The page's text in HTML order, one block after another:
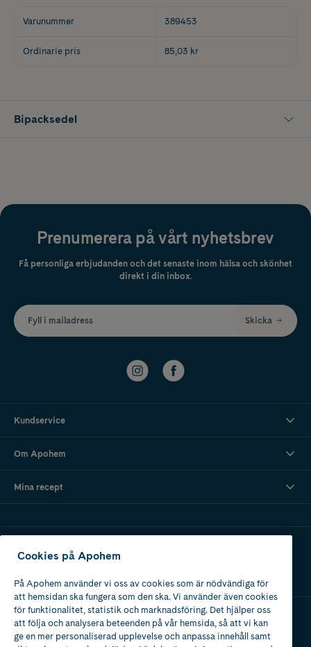
Varunummer 389453
Ordinarie pris 85,03 kr
Bipacksedel
Prenumerera på vårt nyhetsbrev
Få personliga erbjudanden och det senaste inom hälsa och skönhet
direkt i din inbox.
Fyll i mailadress Skicka
Kundservice
Om Apohem
Mina recept
Apotek med tillstånd
av Läkemedelsverket
Cookies på Apohem
På Apohem använder vi oss av cookies som är nödvändiga för
att hemsidan ska fungera som den ska. Vi använder även cookies
för funktionalitet, statistik och marknadsföring. Det hjälper oss
att följa och analysera beteenden på vår hemsida, så att vi kan
ge en mer personaliserad upplevelse och anpassa innehåll samt